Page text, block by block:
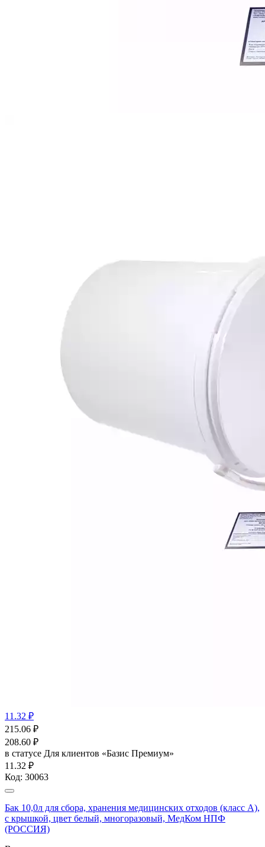
11.32 ₽
215.06 ₽
208.60 ₽
в статусе Для клиентов «Базис Премиум»
11.32 ₽
Код: 30063
Бак 10,0л для сбора, хранения медицинских отходов (класс А),
с крышкой, цвет белый, многоразовый, МедКом НПФ
(РОССИЯ)